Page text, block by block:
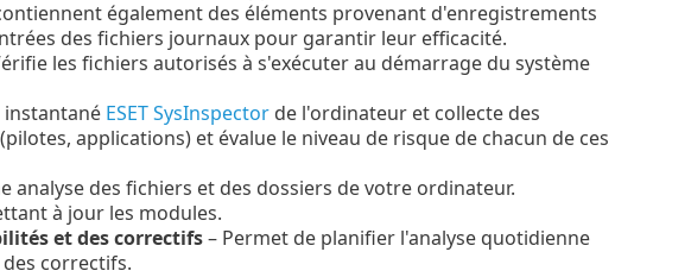
également des éléments provenant d'enregistrements
des fichiers journaux pour garantir leur efficacité.
les fichiers autorisés à s'exécuter au démarrage du système
ESET SysInspectorde l'ordinateur et collecte des
applications) et évalue le niveau de risque de chacun de ces
analyse des fichiers et des dossiers de votre ordinateur.
à jour les modules.
et des correctifs– Permet de planifier l'analyse quotidienne
correctifs.